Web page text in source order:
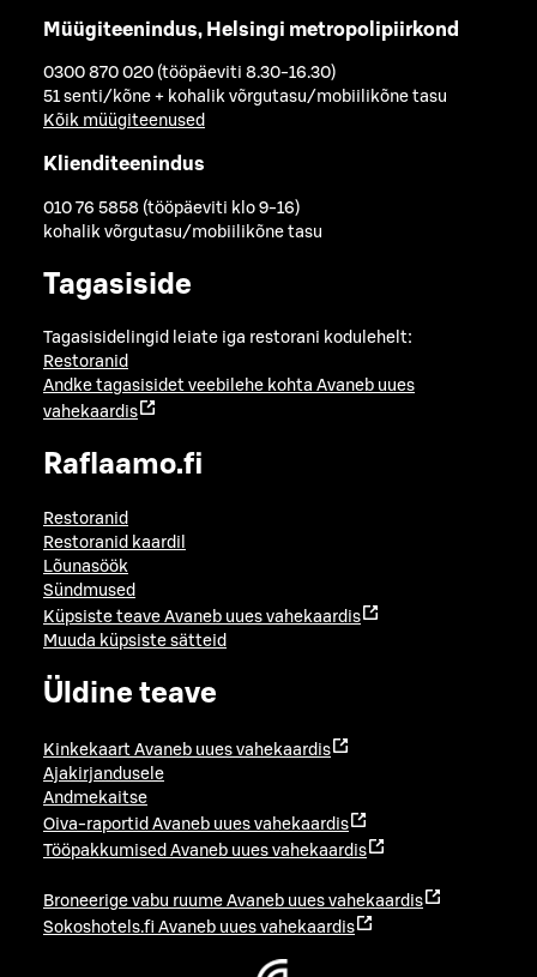
Müügiteenindus, Helsingi metropolipiirkond
0300 870 020 (tööpäeviti 8.30-16.30)
51 senti/kõne + kohalik võrgutasu/mobiilikõne tasu
Kõik müügiteenused
Klienditeenindus
010 76 5858 (tööpäeviti klo 9-16)
kohalik võrgutasu/mobiilikõne tasu
Tagasiside
Tagasisidelingid leiate iga restorani kodulehelt:
Restoranid
Andke tagasisidet veebilehe kohta Avaneb uues
vahekaardis
Raflaamo.fi
Restoranid
Restoranid kaardil
Lõunasöök
Sündmused
Küpsiste teave Avaneb uues vahekaardis
Muuda küpsiste sätteid
Üldine teave
Kinkekaart Avaneb uues vahekaardis
Ajakirjandusele
Andmekaitse
Oiva-raportid Avaneb uues vahekaardis
Tööpakkumised Avaneb uues vahekaardis
Broneerige vabu ruume Avaneb uues vahekaardis
Sokoshotels.fi Avaneb uues vahekaardis